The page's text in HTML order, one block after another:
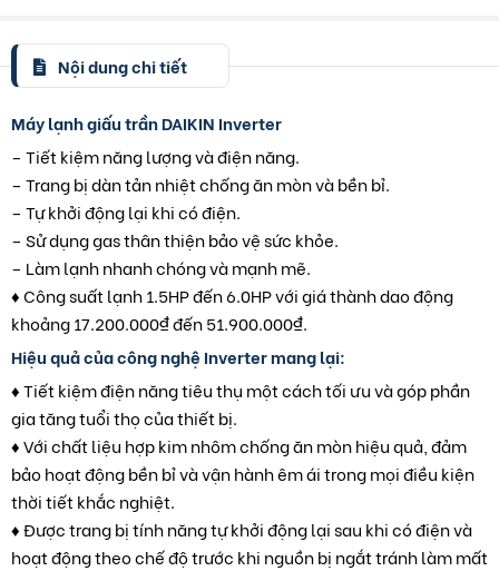
Nội dung chi tiết
Máy lạnh giấu trần DAIKIN Inverter
– Tiết kiệm năng lượng và điện năng.
– Trang bị dàn tản nhiệt chống ăn mòn và bền bỉ.
– Tự khởi động lại khi có điện.
– Sử dụng gas thân thiện bảo vệ sức khỏe.
– Làm lạnh nhanh chóng và mạnh mẽ.
♦ Công suất lạnh 1.5HP đến 6.0HP với giá thành dao động
khoảng 17.200.000₫ đến 51.900.000₫.
Hiệu quả của công nghệ Inverter mang lại:
♦ Tiết kiệm điện năng tiêu thụ một cách tối ưu và góp phần
gia tăng tuổi thọ của thiết bị.
♦ Với chất liệu hợp kim nhôm chống ăn mòn hiệu quả, đảm
bảo hoạt động bền bỉ và vận hành êm ái trong mọi điều kiện
thời tiết khắc nghiệt.
♦ Được trang bị tính năng tự khởi động lại sau khi có điện và
hoạt động theo chế độ trước khi nguồn bị ngắt tránh làm mất